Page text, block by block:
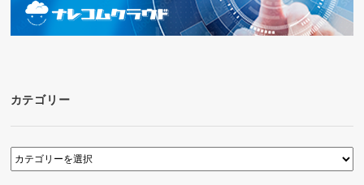
カテゴリー
カ
テ